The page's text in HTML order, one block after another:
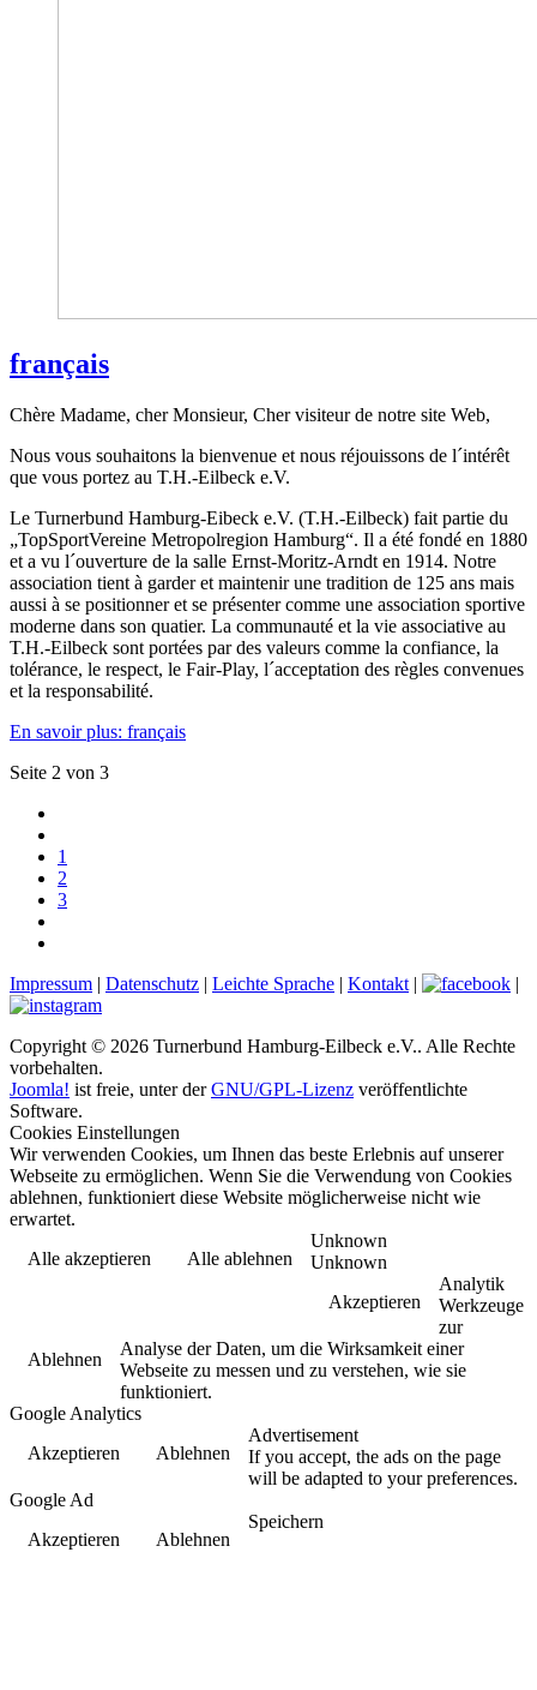
français
Chère Madame, cher Monsieur, Cher visiteur de notre site Web,
Nous vous souhaitons la bienvenue et nous réjouissons de l´intérêt
que vous portez au T.H.-Eilbeck e.V.
Le Turnerbund Hamburg-Eibeck e.V. (T.H.-Eilbeck) fait partie du
„TopSportVereine Metropolregion Hamburg“. Il a été fondé en 1880
et a vu l´ouverture de la salle Ernst-Moritz-Arndt en 1914. Notre
association tient à garder et maintenir une tradition de 125 ans mais
aussi à se positionner et se présenter comme une association sportive
moderne dans son quatier. La communauté et la vie associative au
T.H.-Eilbeck sont portées par des valeurs comme la confiance, la
tolérance, le respect, le Fair-Play, l´acceptation des règles convenues
et la responsabilité.
En savoir plus: français
Seite 2 von 3
1
2
3
Impressum | Datenschutz | Leichte Sprache | Kontakt | |
Copyright © 2026 Turnerbund Hamburg-Eilbeck e.V.. Alle Rechte
vorbehalten.
Joomla! ist freie, unter derGNU/GPL-Lizenz veröffentlichte
Software.
Cookies Einstellungen
Wir verwenden Cookies, um Ihnen das beste Erlebnis auf unserer
Webseite zu ermöglichen. Wenn Sie die Verwendung von Cookies
ablehnen, funktioniert diese Website möglicherweise nicht wie
erwartet.
Alle akzeptieren
Alle ablehnen
Unknown
Unknown
Akzeptieren
Ablehnen
Analytik
Werkzeuge
zur
Analyse der Daten, um die Wirksamkeit einer
Webseite zu messen und zu verstehen, wie sie
funktioniert.
Google Analytics
Akzeptieren
Ablehnen
Advertisement
If you accept, the ads on the page
will be adapted to your preferences.
Google Ad
Akzeptieren
Ablehnen
Speichern